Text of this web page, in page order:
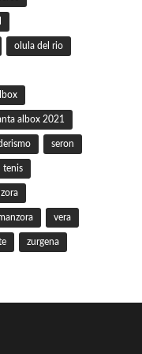
olula del rio
albox 2021
seron
tenis
vera
zurgena